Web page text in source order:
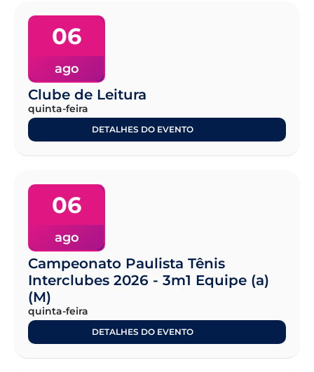
06
ago
Clube de Leitura
quinta-feira
DETALHES DO EVENTO
06
ago
Campeonato Paulista Tênis
Interclubes 2026 - 3m1 Equipe (a)
(M)
quinta-feira
DETALHES DO EVENTO